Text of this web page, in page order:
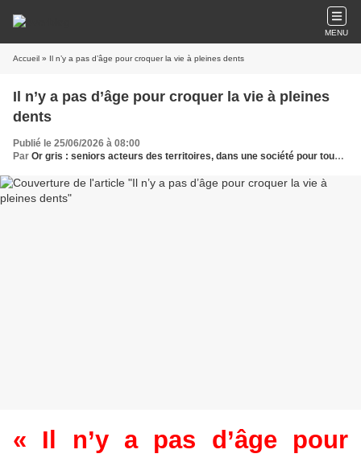
MENU
Accueil » Il n’y a pas d’âge pour croquer la vie à pleines dents
Il n’y a pas d’âge pour croquer la vie à pleines
dents
Publié le 25/06/2026 à 08:00
Par Or gris : seniors acteurs des territoires, dans une société pour tous les âges
« Il n’y a pas d’âge pour